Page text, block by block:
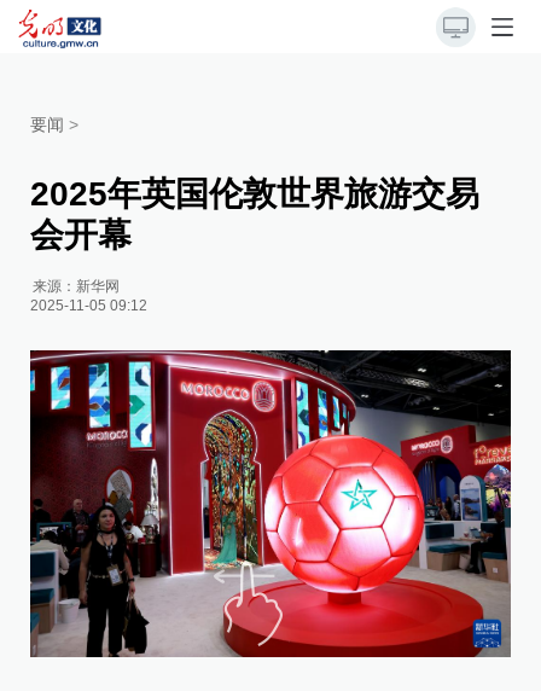
要闻 >
2025年英国伦敦世界旅游交易
会开幕
来源： 新华网
2025-11-05 09:12